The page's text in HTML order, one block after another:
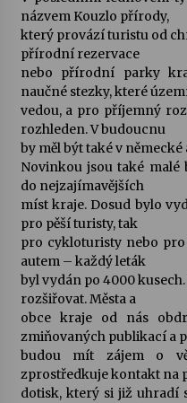
Vysočinka
17. 7.
Ozvěny
14. 7. 2026
Za kulturou
odkaz
13. 7. 2026
Varhanní
Želiv
3. 7. 2026
Petr
30. 6.
názvem Kouzlo přírody,
který provází turistu od
přírodní rezervace
nebo přírodní parky
naučné stezky, které
vedou, a pro příjemný
rozhleden. V budoucnu
by měl být také v
Novinkou jsou také
do nejzajímavějších
míst kraje. Dosud bylo
pro pěší turisty, tak
pro cykloturisty nebo
autem – každý leták
byl vydán po 4000
rozšiřovat. Města a
obce kraje od nás
zmiňovaných publikací a
budou mít zájem o
zprostředkuje kontakt na
dotisk, který si již uhradí